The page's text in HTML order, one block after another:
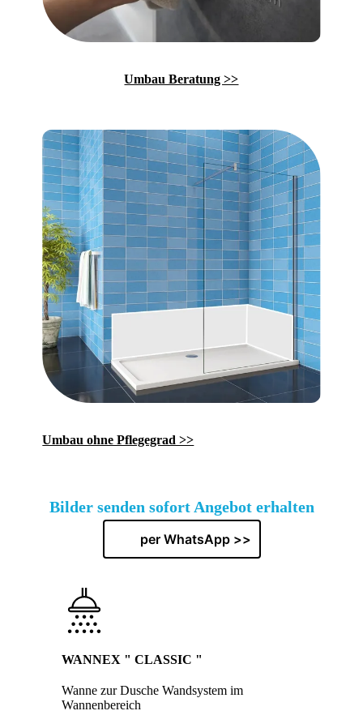
Umbau Beratung >>
Umbau ohne Pflegegrad >>
Bilder senden sofort Angebot erhalten
per WhatsApp >>
WANNEX " CLASSIC "
Wanne zur Dusche Wandsystem im
Wannenbereich